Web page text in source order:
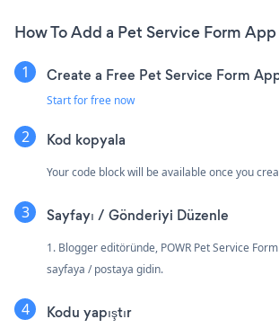
How To Add a Pet Service Form
Create a Free Pet Service Form
Start for free now
Kod kopyala
Your code block will be available once you
Sayfayı / Gönderiyi Düzenle
1. Blogger editöründe, POWR Pet Service
sayfaya / postaya gidin.
Kodu yapıştır